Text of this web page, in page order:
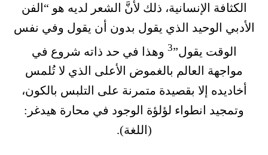
الكثافة الإنسانية، ذلك لأنَّ الشعر لديه هو “الفن
الأدبي الوحيد الذي يقول بدون أن يقول وفي نفس
الوقت يقول”3 وهذا في حد ذاته شروع في
مواجهة العالم بالغموض الأعلى الذي لا تُلمس
أخاديده إلا بقصيدة متمرنة على التلبس بالكون،
وتمجيد انطواء لؤلؤة الوجود في محارة هيدغر:
(اللغة).